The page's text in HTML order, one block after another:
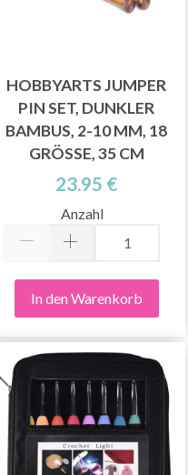
HOBBYARTS JUMPER
PIN SET, DUNKLER
BAMBUS, 2-10 MM, 18
GRÖSSE, 35 CM
23.95 €
Anzahl
In den Warenkorb